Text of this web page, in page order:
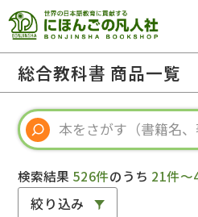
総合教科書 商品一覧
検索結果 526件のうち 21件～
絞り込み